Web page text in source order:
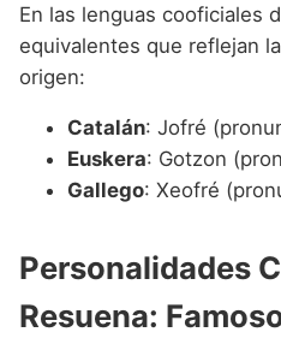
En las lenguas cooficiales
equivalentes que reflejan
origen:
Catalán: Jofré
Euskera: Gotzon
Gallego: Xeofré
Personalidades
Resuena: